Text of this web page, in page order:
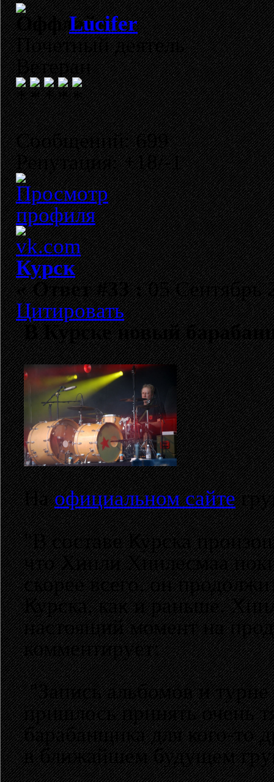
Lucifer
Почетный деятель
Ветеран
Сообщений: 699
Репутация: +18/-1
Курск
«Ответ #33 :05 Сентябрь
Цитировать
В Курске новый
Наофициальном сайте
"В составе Курска
что Хиили Хиилесмаа
скорее всего, он
Курска, как и раньше.
настоящий момент на
комментирует:
"Запись альбомов и
пришлось принять очень
барабанщика для кого-то
в ближайшем будущем